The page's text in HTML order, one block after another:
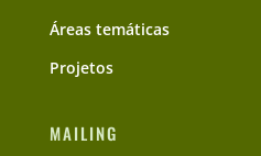
Áreas temáticas
Projetos
MAILING